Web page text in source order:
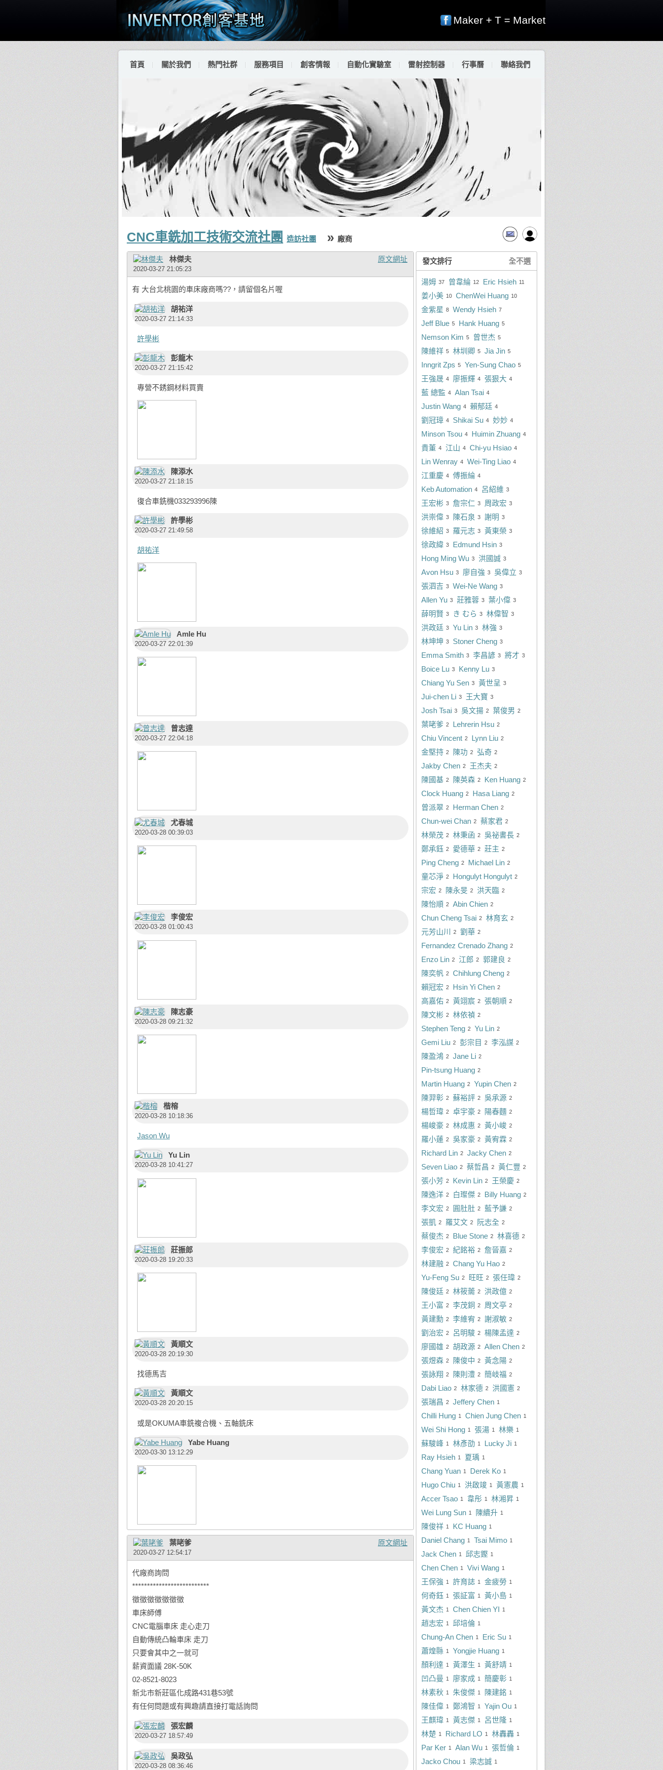
Maker + T = Market
首頁 關於我們 熱門社群 服務項目 創客情報 自動化實驗室 雷射控制器 行事曆 聯絡我們
CNC車銑加工技術交流社團 造訪社團 » 廠商
原文網址
林傑夫
2020-03-27 21:05:23
有 大台北桃園的車床廠商嗎??，請留個名片喔
胡祐洋
2020-03-27 21:14:33
許學彬
彭龍木
2020-03-27 21:15:42
專營不銹鋼材料買賣
陳添水
2020-03-27 21:18:15
復合車銑機033293996陳
許學彬
2020-03-27 21:49:58
胡祐洋
Amle Hu
2020-03-27 22:01:39
曾志達
2020-03-27 22:04:18
尤春城
2020-03-28 00:39:03
李俊宏
2020-03-28 01:00:43
陳志豪
2020-03-28 09:21:32
楷榕
2020-03-28 10:18:36
Jason Wu
Yu Lin
2020-03-28 10:41:27
莊振郎
2020-03-28 19:20:33
黃順文
2020-03-28 20:19:30
找德馬吉
黃順文
2020-03-28 20:20:15
或是OKUMA車銑複合機、五軸銑床
Yabe Huang
2020-03-30 13:12:29
原文網址
葉咾爹
2020-03-27 12:54:17
代廠商詢問
**************************
徵徵徵徵徵徵徵
車床師傅
CNC電腦車床 走心走刀
自動傳統凸輪車床 走刀
只要會其中之一就可
薪資面議 28K-50K
02-8521-8023
新北市新莊區化成路431巷53號
有任何問題或有興趣請直接打電話詢問
張宏麟
2020-03-27 18:57:49
吳政弘
2020-03-28 08:36:46
全不選
發文排行
37
湯姆 12
曾韋綸 11
Eric Hsieh
10
姜小美 10
ChenWei Huang
8
金紫星 7
Wendy Hsieh
5
Jeff Blue 5
Hank Huang
5
Nemson Kim 5
曾世杰
5
陳維祥 5
林圳卿 5
Jia Jin
5
Inngrit Zps 5
Yen-Sung Chao
4
王強晟 4
廖振輝 4
張狠大
4
藍 總監 4
Alan Tsai
4
Justin Wang 4
賴郁廷
4
劉冠璋 4
Shikai Su 4
妙妙
4
Minson Tsou 4
Huimin Zhuang
4
貴董 4
江山 4
Chi-yu Hsiao
4
Lin Wenray 4
Wei-Ting Liao
4
江重慶 4
傅振綸
4
Keb Automation 3
呂紹維
3
王宏彬 3
詹宗仁 3
周政宏
3
洪崇偉 3
陳石泉 3
謝明
3
徐維紹 3
羅元志 3
黃東榮
3
徐政緯 3
Edmund Hsin
3
Hong Ming Wu 3
洪國誠
3
Avon Hsu 3
廖自強 3
吳偉立
3
張泗吉 3
Wei-Ne Wang
3
Allen Yu 3
莊雅蓉 3
葉小偉
3
薛明賢 3
き むら 3
林偉智
3
洪政廷 3
Yu Lin 3
林強
3
林坤坤 3
Stoner Cheng
3
Emma Smith 3
李昌諺 3
將才
3
Boice Lu 3
Kenny Lu
3
Chiang Yu Sen 3
黃世呈
3
Jui-chen Li 3
王大寶
3
Josh Tsai 2
吳文揚 2
葉俊男
2
葉咾爹 2
Lehrerin Hsu
2
Chiu Vincent 2
Lynn Liu
2
金堅持 2
陳功 2
弘奇
2
Jakby Chen 2
王杰夫
2
陳國基 2
陳英森 2
Ken Huang
2
Clock Huang 2
Hasa Liang
2
曾派翠 2
Herman Chen
2
Chun-wei Chan 2
蔡家君
2
林榮茂 2
林秉函 2
吳祕書長
2
鄭承鈺 2
愛德華 2
莊主
2
Ping Cheng 2
Michael Lin
2
童芯淨 2
Hongulyt Hongulyt
2
宗宏 2
陳永旻 2
洪天臨
2
陳怡順 2
Abin Chien
2
Chun Cheng Tsai 2
林育玄
2
元芳山川 2
劉華
2
Fernandez Crenado Zhang
2
Enzo Lin 2
江郎 2
郭建良
2
陳奕帆 2
Chihlung Cheng
2
賴冠宏 2
Hsin Yi Chen
2
高嘉佑 2
黃翊宸 2
張朝順
2
陳文彬 2
林依禎
2
Stephen Teng 2
Yu Lin
2
Gemi Liu 2
彭宗目 2
李泓謀
2
陳盈鴻 2
Jane Li
2
Pin-tsung Huang
2
Martin Huang 2
Yupin Chen
2
陳羿彰 2
蘇裕評 2
吳承源
2
楊哲瑋 2
卓宇豪 2
陽春麵
2
楊峻豪 2
林成惠 2
黃小峻
2
羅小蓮 2
吳家豪 2
黃宥霖
2
Richard Lin 2
Jacky Chen
2
Seven Liao 2
蔡哲昌 2
黃仁豐
2
張小芳 2
Kevin Lin 2
王榮慶
2
陳逸洋 2
白璨傑 2
Billy Huang
2
李文宏 2
圓肚肚 2
藍予謙
2
張凱 2
羅艾文 2
阮志全
2
蔡俊杰 2
Blue Stone 2
林喜德
2
李俊宏 2
紀銘裕 2
詹晉嘉
2
林建融 2
Chang Yu Hao
2
Yu-Feng Su 2
旺旺 2
張任瑋
2
陳俊廷 2
林筱薷 2
洪政億
2
王小富 2
李茂銅 2
周文亭
2
黃建勳 2
李維宥 2
謝淑敏
2
劉治宏 2
呂明駿 2
楊陳孟達
2
廖國雄 2
胡政源 2
Allen Chen
2
張煜森 2
陳俊中 2
黃念陽
2
張詠翔 2
陳則澧 2
簡岐福
2
Dabi Liao 2
林家德 2
洪國憲
2
張瑞昌 1
Jeffery Chen
1
Chilli Hung 1
Chien Jung Chen
1
Wei Shi Hong 1
張湯 1
林樂
1
蘇駿峰 1
林彥劭 1
Lucky Ji
1
Ray Hsieh 1
夏瑀
1
Chang Yuan 1
Derek Ko
1
Hugo Chiu 1
洪啟竣 1
黃憲農
1
Accer Tsao 1
韋彤 1
林湘昇
1
Wei Lung Sun 1
陳續升
1
陳俊祥 1
KC Huang
1
Daniel Chang 1
Tsai Mimo
1
Jack Chen 1
邱志鏗
1
Chen Chen 1
Vivi Wang
1
王保強 1
許育誌 1
金疲勞
1
何奇鈺 1
張証富 1
黃小島
1
黃文杰 1
Chen Chien YI
1
趙志宏 1
邱培倫
1
Chung-An Chen 1
Eric Su
1
蕭煌縣 1
Yongjie Huang
1
顏利達 1
黃澤生 1
黃舒靖
1
凹凸曼 1
廖家成 1
簡慶彰
1
林素秋 1
朱俊傑 1
陳建銘
1
陳佳偉 1
鄭鴻智 1
Yajin Ou
1
王麒瑋 1
黃志傑 1
呂世隆
1
林楚 1
Richard LO 1
林轟轟
1
Par Ker 1
Alan Wu 1
張哲倫
1
Jacko Chou 1
梁志誠